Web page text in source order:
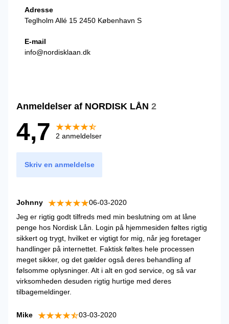
Adresse
Teglholm Allé 15 2450 København S
E-mail
info@nordisklaan.dk
Anmeldelser af NORDISK LÅN 2
4,7 2 anmeldelser
Skriv en anmeldelse
Johnny
06-03-2020
Jeg er rigtig godt tilfreds med min beslutning om at låne
penge hos Nordisk Lån. Login på hjemmesiden føltes rigtig
sikkert og trygt, hvilket er vigtigt for mig, når jeg foretager
handlinger på internettet. Faktisk føltes hele processen
meget sikker, og det gælder også deres behandling af
følsomme oplysninger. Alt i alt en god service, og så var
virksomheden desuden rigtig hurtige med deres
tilbagemeldinger.
Mike
03-03-2020